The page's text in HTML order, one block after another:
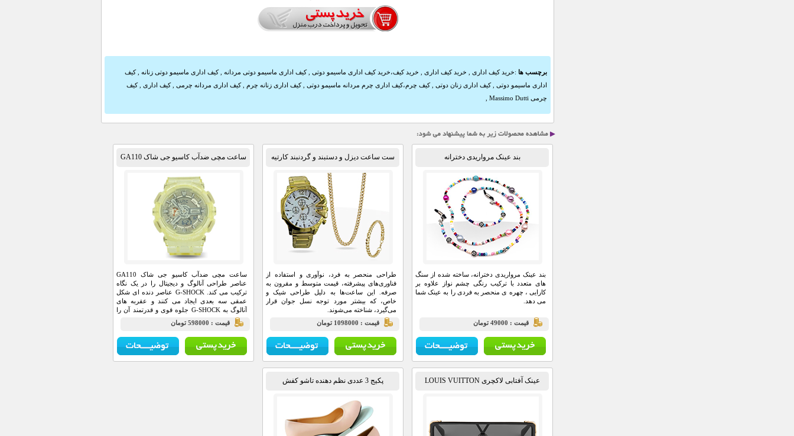
برچسب ها :خرید کیف اداری خرید کیف اداری خرید کیف،خرید کیف اداری ماسیمو دوتی ,کیف اداری ماسیمو دوتی مردانه ,کیف اداری ماسیمو دوتی زنانه ,کیف
اداری ماسیمو دوتی ,کیف اداری زنان دوتی ,کیف چرم،کیف اداری چرم مردانه ماسیمو دوتی ,کیف اداری زنانه چرم ,کیف اداری مردانه چرمی ,کیف اداری ,کیف
چرمی Massimo Dutti
بند عینک مرواریدی دخترانه
بند عینک مرواریدی دخترانه، ساخته شده از سنگ
های متعدد با ترکیب رنگی چشم نواز علاوه بر
کارایی ، چهره ی منحصر به فردی را به عینک شما
می دهد.
قيمت : 49000 تومان
ست ساعت دیزل و دستبند و گردنبند کارتیه
طراحی منحصر به فرد، نوآوری و استفاده از
فناوری‌های پیشرفته، قیمت متوسط و مقرون به
صرفه. این ساعت‌ها به دلیل طراحی شیک و
خاص، که بیشتر مورد توجه نسل جوان قرار
می‌گیرد، شناخته می‌شوند.
قيمت : 1098000 تومان
ساعت مچی ضدآب کاسیو جی شاک GA110
ساعت مچی ضدآب کاسیو جی شاک GA110
عناصر طراحی آنالوگ و دیجیتال را در یک نگاه
ترکیب می کند. G-SHOCK عناصر دنده ای شکل
عمقی سه بعدی ایجاد می کنند و عقربه های
آنالوگ به G-SHOCK جلوه قوی و قدرتمند آن را
می دهند.
قيمت : 598000 تومان
عینک آفتابی لاکچری LOUIS VUITTON پکیج 3 عددی نظم دهنده تاشو کفش